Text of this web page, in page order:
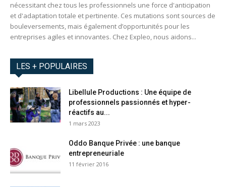
nécessitant chez tous les professionnels une force d'anticipation
et d'adaptation totale et pertinente. Ces mutations sont sources de
bouleversements, mais également d’opportunités pour les
entreprises agiles et innovantes. Chez Expleo, nous aidons...
LES + POPULAIRES
Libellule Productions : Une équipe de
professionnels passionnés et hyper-
réactifs au...
1 mars 2023
Oddo Banque Privée : une banque
entrepreneuriale
11 février 2016